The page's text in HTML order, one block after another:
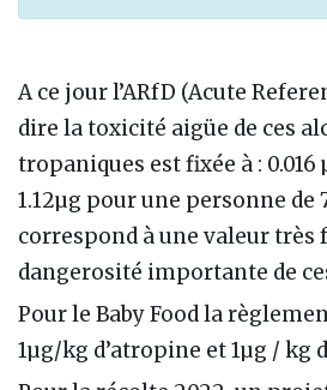
A ce jour l’ARfD (Acute
dire la toxicité aigüe de ces
tropaniques est fixée à :
1.12µg pour une personne de
correspond à une valeur très
dangerosité importante de
Pour le Baby Food la
1µg/kg d’atropine et 1µg / kg